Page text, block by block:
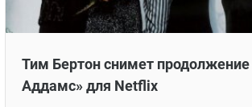
16 СЕНТЯБРЯ 2021 В 01:10